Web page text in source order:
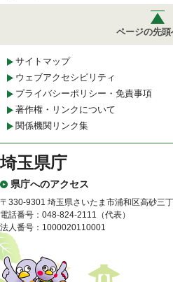
ページの先頭
サイトマップ
ウェブアクセシビリティ
プライバシーポリシー・免責事項
著作権・リンクについて
関係機関リンク集
埼玉県庁
県庁へのアクセス
〒330-9301 埼玉県さいたま市浦和区高砂三
電話番号：048-824-2111（代表）
法人番号：1000020110001